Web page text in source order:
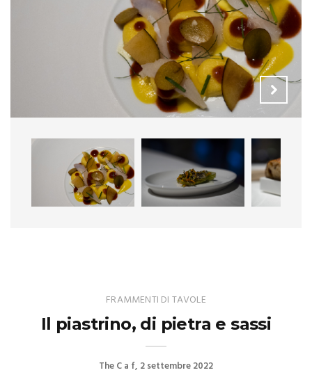
FRAMMENTI DI TAVOLE
Il piastrino, di pietra e sassi
The C a f 2 settembre 2022